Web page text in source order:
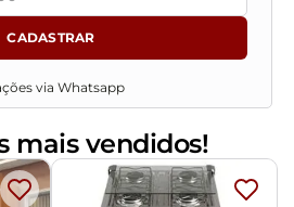
de Eucalipto.
Pés embutidos.
Envernizada Imbuia,
CADASTRAR
via Whatsapp
mais vendidos!